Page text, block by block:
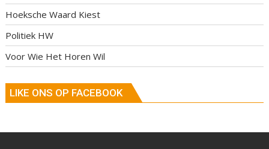
Hoeksche Waard Kiest
Politiek HW
Voor Wie Het Horen Wil
LIKE ONS OP FACEBOOK